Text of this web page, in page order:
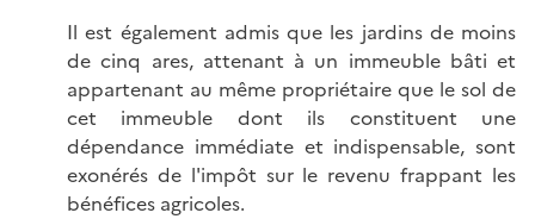
Il est également admis que les jardins de moins
de cinq ares, attenant à un immeuble bâti et
appartenant au même propriétaire que le sol de
cet immeuble dont ils constituent une
dépendance immédiate et indispensable, sont
exonérés de l'impôt sur le revenu frappant les
bénéfices agricoles.